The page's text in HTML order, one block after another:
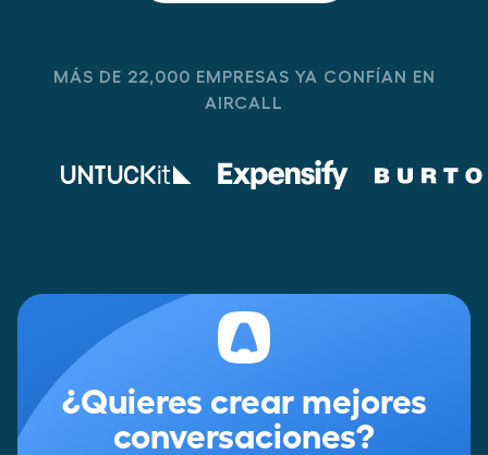
MÁS DE 22,000 EMPRESAS YA CONFÍAN EN
AIRCALL
¿Quieres crear mejores
conversaciones?